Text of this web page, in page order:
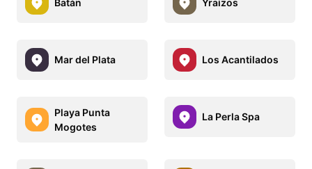
Batán Yraizos
Mar del Plata Los Acantilados
Playa Punta
Mogotes
La Perla Spa